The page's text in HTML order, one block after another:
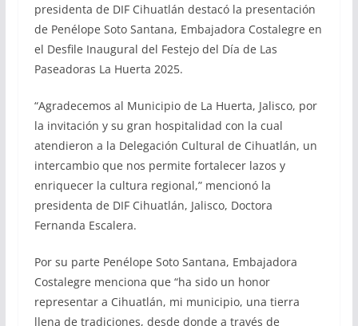
presidenta de DIF Cihuatlán destacó la presentación
de Penélope Soto Santana, Embajadora Costalegre en
el Desfile Inaugural del Festejo del Día de Las
Paseadoras La Huerta 2025.
“Agradecemos al Municipio de La Huerta, Jalisco, por
la invitación y su gran hospitalidad con la cual
atendieron a la Delegación Cultural de Cihuatlán, un
intercambio que nos permite fortalecer lazos y
enriquecer la cultura regional,” mencionó la
presidenta de DIF Cihuatlán, Jalisco, Doctora
Fernanda Escalera.
Por su parte Penélope Soto Santana, Embajadora
Costalegre menciona que “ha sido un honor
representar a Cihuatlán, mi municipio, una tierra
llena de tradiciones, desde donde a través de